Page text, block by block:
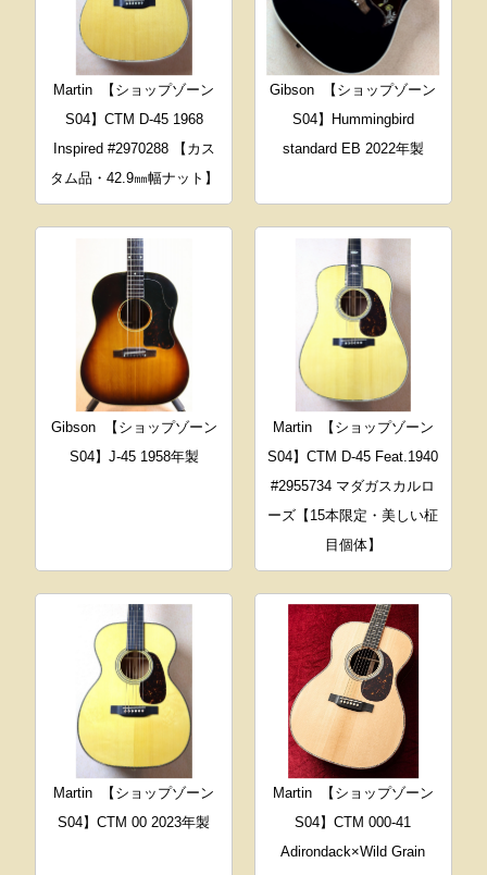
Martin
【ショップゾーン
S04】CTM D-45 1968
Inspired #2970288 【カス
タム品・42.9㎜幅ナット】
Gibson
【ショップゾーン
S04】Hummingbird
standard EB 2022年製
Gibson
【ショップゾーン
S04】J-45 1958年製
Martin
【ショップゾーン
S04】CTM D-45 Feat.1940
#2955734 マダガスカルロ
ーズ【15本限定・美しい柾
目個体】
Martin
【ショップゾーン
S04】CTM 00 2023年製
Martin
【ショップゾーン
S04】CTM 000-41
Adirondack×Wild Grain